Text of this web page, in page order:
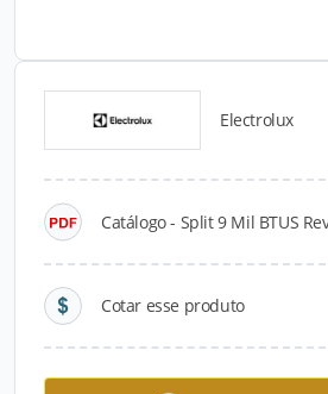
Electrolux
Catálogo - Split 9 Mil BTUS
Cotar esse produto
Detalhes do
O Split 9 Mil BTUs Reverso